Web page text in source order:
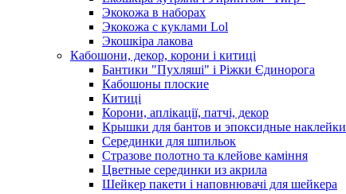
Экокожа в наборах
Экокожа с куклами Lol
Экошкiра лакова
Кабошони, декор, корони і китиці
Бантики "Пухляші" і Ріжки Єдинорога
Кабошоны плоские
Китиці
Корони, аплікації, патчі, декор
Крышки для бантов и эпоксидные наклейки
Серединки для шпильок
Стразове полотно та клейове каміння
Цветные серединки из акрила
Шейкер пакети і наповнювачі для шейкера